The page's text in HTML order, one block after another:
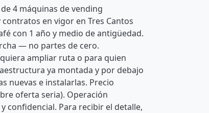
4 máquinas de vending
en vigor en Tres Cantos
con 1 año y medio de antigüedad.
— no partes de cero.
ampliar ruta o para quien
ya montada y por debajo
nuevas e instalarlas. Precio
oferta seria). Operación
confidencial. Para recibir el detalle,